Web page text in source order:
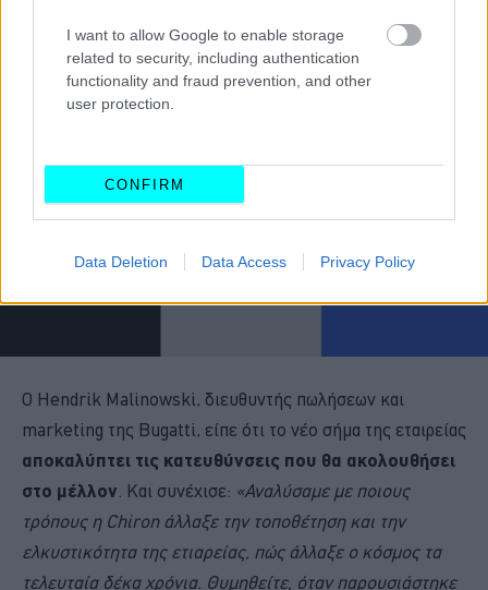
I want to allow Google to enable storage
related to security, including authentication
functionality and fraud prevention, and other
user protection.
CONFIRM
Data Deletion Data Access Privacy Policy
Ο Hendrik Malinowski, διευθυντής πωλήσεων και
marketing της Bugatti, είπε ότι το νέο σήμα της εταιρείας
αποκαλύπτει τις κατευθύνσεις που θα ακολουθήσει
στο μέλλον. Και συνέχισε: «Αναλύσαμε με ποιους
τρόπους η Chiron άλλαξε την τοποθέτηση και την
ελκυστικότητα της ετιαρείας, πώς άλλαξε ο κόσμος τα
τελευταία δέκα χρόνια. Θυμηθείτε, όταν παρουσιάστηκε